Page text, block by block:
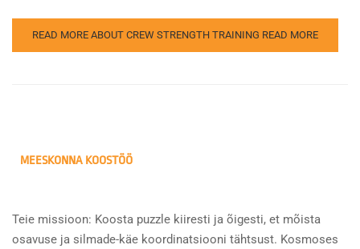
READ MORE ABOUT CREW STRENGTH TRAINING READ MORE
MEESKONNA KOOSTÖÖ
Teie missioon: Koosta puzzle kiiresti ja õigesti, et mõista
osavuse ja silmade-käe koordinatsiooni tähtsust. Kosmoses